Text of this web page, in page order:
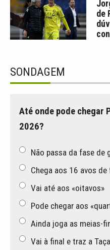
de
SONDAGEM
Até onde pode chegar
2026?
Não passa da fase de
Chega aos 16 avos de
Vai até aos «oitavos»
Pode chegar aos
Ainda joga as meias-
Vai à final e traz a Taça